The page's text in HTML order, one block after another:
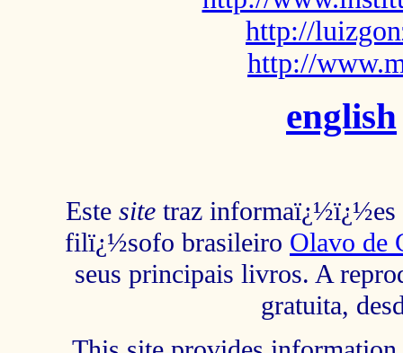
http://
http://
english
Este site traz informaï¿½ï¿½es
filï¿½sofo brasileiro Olavo de
seus principais livros. A
gratuita,